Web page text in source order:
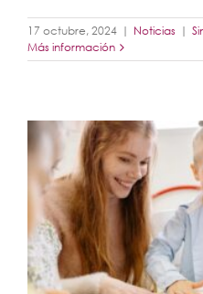
17 octubre, 2024 | Noticias |
Más información